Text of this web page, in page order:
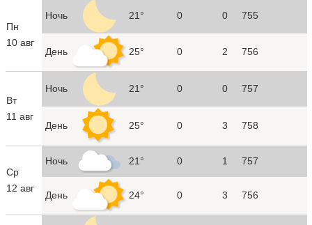
Пн
10 авг
Ночь 21° 0 0 755
День 25° 0 2 756
Вт
11 авг
Ночь 21° 0 0 757
День 25° 0 3 758
Ср
12 авг
Ночь 21° 0 1 757
День 24° 0 3 756